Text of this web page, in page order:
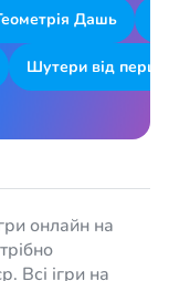
Дашь
Шутери від першої
онлайн на
Всі ігри на